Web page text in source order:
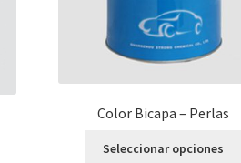
Color Bicapa – Perlas
Seleccionar opciones